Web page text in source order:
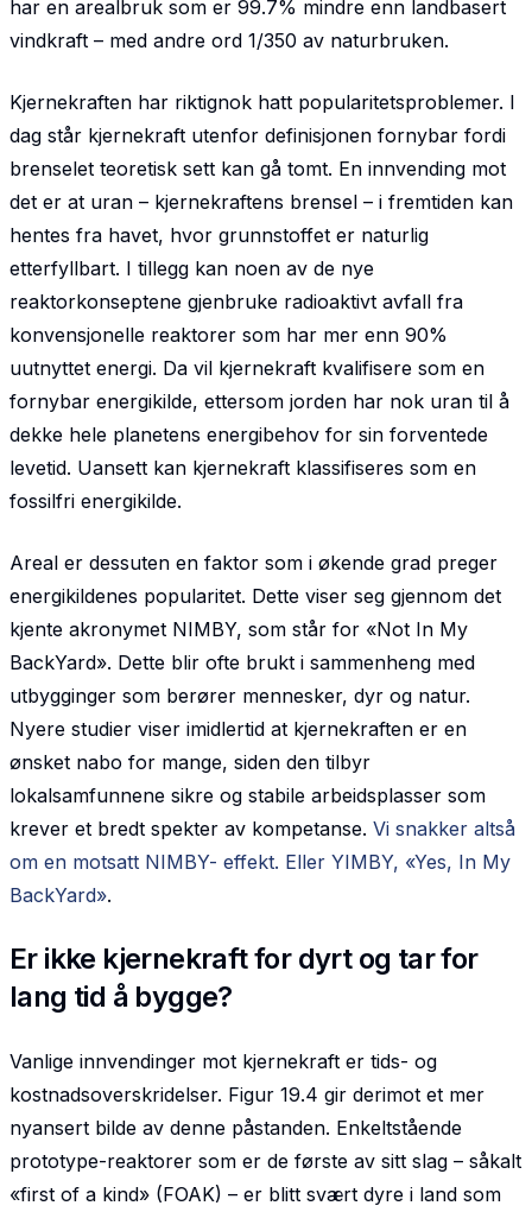
har en arealbruk som er 99.7% mindre enn landbasert
vindkraft – med andre ord 1/350 av naturbruken.
Kjernekraften har riktignok hatt popularitetsproblemer. I
dag står kjernekraft utenfor definisjonen fornybar fordi
brenselet teoretisk sett kan gå tomt. En innvending mot
det er at uran – kjernekraftens brensel – i fremtiden kan
hentes fra havet, hvor grunnstoffet er naturlig
etterfyllbart. I tillegg kan noen av de nye
reaktorkonseptene gjenbruke radioaktivt avfall fra
konvensjonelle reaktorer som har mer enn 90%
uutnyttet energi. Da vil kjernekraft kvalifisere som en
fornybar energikilde, ettersom jorden har nok uran til å
dekke hele planetens energibehov for sin forventede
levetid. Uansett kan kjernekraft klassifiseres som en
fossilfri energikilde.
Areal er dessuten en faktor som i økende grad preger
energikildenes popularitet. Dette viser seg gjennom det
kjente akronymet NIMBY, som står for «Not In My
BackYard». Dette blir ofte brukt i sammenheng med
utbygginger som berører mennesker, dyr og natur.
Nyere studier viser imidlertid at kjernekraften er en
ønsket nabo for mange, siden den tilbyr
lokalsamfunnene sikre og stabile arbeidsplasser som
krever et bredt spekter av kompetanse. Vi snakker altså
om en motsatt NIMBY- effekt. Eller YIMBY, «Yes, In My
BackYard».
Er ikke kjernekraft for dyrt og tar for
lang tid å bygge?
Vanlige innvendinger mot kjernekraft er tids- og
kostnadsoverskridelser. Figur 19.4 gir derimot et mer
nyansert bilde av denne påstanden. Enkeltstående
prototype-reaktorer som er de første av sitt slag – såkalt
«first of a kind» (FOAK) – er blitt svært dyre i land som